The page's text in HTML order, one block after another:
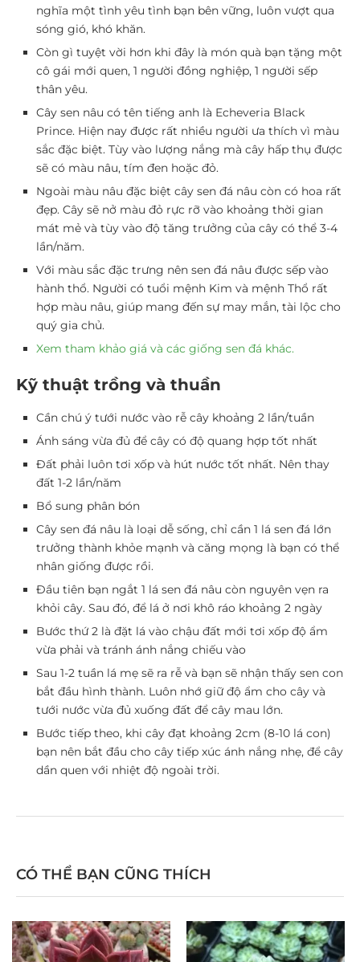
nghĩa một tình yêu tình bạn bên vững, luôn vượt qua
sóng gió, khó khăn.
Còn gì tuyệt vời hơn khi đây là món quà bạn tặng một
cô gái mới quen, 1 người đồng nghiệp, 1 người sếp
thân yêu.
Cây sen nâu có tên tiếng anh là Echeveria Black
Prince. Hiện nay được rất nhiều người ưa thích vì màu
sắc đặc biệt. Tùy vào lượng nắng mà cây hấp thụ được
sẽ có màu nâu, tím đen hoặc đỏ.
Ngoài màu nâu đặc biệt cây sen đá nâu còn có hoa rất
đẹp. Cây sẽ nở màu đỏ rực rỡ vào khoảng thời gian
mát mẻ và tùy vào độ tăng trưởng của cây có thể 3-4
lần/năm.
Với màu sắc đặc trưng nên sen đá nâu được sếp vào
hành thổ. Người có tuổi mệnh Kim và mệnh Thổ rất
hợp màu nâu, giúp mang đến sự may mắn, tài lộc cho
quý gia chủ.
Xem tham khảo giá và các giống sen đá khác.
Kỹ thuật trồng và thuần
Cần chú ý tưới nước vào rễ cây khoảng 2 lần/tuần
Ánh sáng vừa đủ để cây có độ quang hợp tốt nhất
Đất phải luôn tơi xốp và hút nước tốt nhất. Nên thay
đất 1-2 lần/năm
Bổ sung phân bón
Cây sen đá nâu là loại dễ sống, chỉ cần 1 lá sen đá lớn
trưởng thành khỏe mạnh và căng mọng là bạn có thể
nhân giống được rồi.
Đầu tiên bạn ngắt 1 lá sen đá nâu còn nguyên vẹn ra
khỏi cây. Sau đó, để lá ở nơi khô ráo khoảng 2 ngày
Bước thứ 2 là đặt lá vào chậu đất mới tơi xốp độ ẩm
vừa phải và tránh ánh nắng chiếu vào
Sau 1-2 tuần lá mẹ sẽ ra rễ và bạn sẽ nhận thấy sen con
bắt đầu hình thành. Luôn nhớ giữ độ ẩm cho cây và
tưới nước vừa đủ xuống đất để cây mau lớn.
Bước tiếp theo, khi cây đạt khoảng 2cm (8-10 lá con)
bạn nên bắt đầu cho cây tiếp xúc ánh nắng nhẹ, để cây
dần quen với nhiệt độ ngoài trời.
CÓ THỂ BẠN CŨNG THÍCH